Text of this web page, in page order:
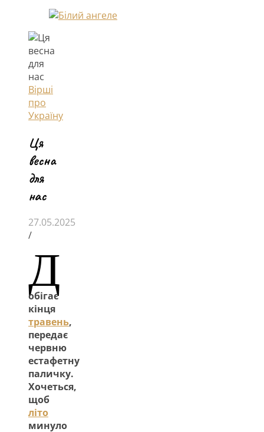
Вірші
про
Україну
Ця
весна
для
нас
27.05.2025
/
Д
обігає
кінця
травень,
передає
червню
естафетну
паличку.
Хочеться,
щоб
літо
минуло